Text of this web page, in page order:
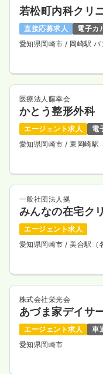
若松町内科クリ
直接応募求人 電子カ
愛知県岡崎市/ 岡崎駅
医療法人藤幸会
かとう整形外科
エージェント求人 電
愛知県岡崎市/ 東岡崎駅
一般社団法人拠
みんなの在宅ク
エージェント求人
愛知県岡崎市/ 美合駅（
株式会社栄光会
あづま家デイサ
エージェント求人
車
愛知県岡崎市